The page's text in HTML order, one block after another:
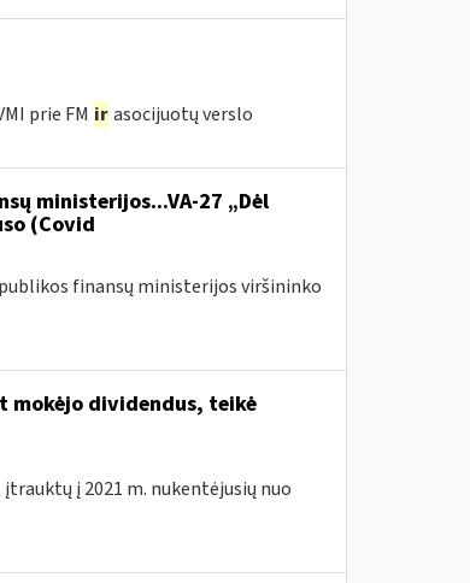
prie FM ir asocijuotų verslo
ministerijos...VA-27 „Dėl
(Covid
finansų ministerijos viršininko
mokėjo dividendus, teikė
į 2021 m. nukentėjusių nuo